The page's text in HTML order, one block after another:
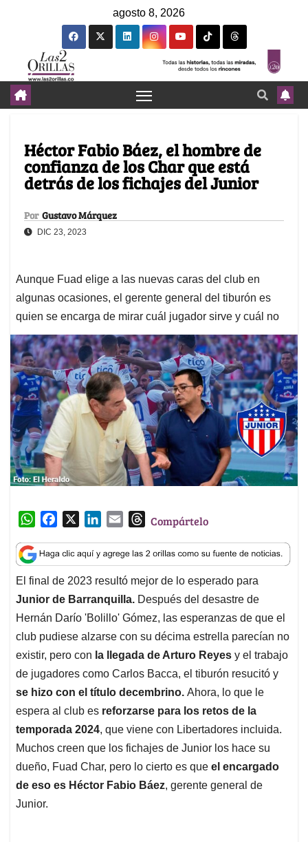
agosto 8, 2026
Héctor Fabio Báez, el hombre de
confianza de los Char que está
detrás de los fichajes del Junior
Por Gustavo Márquez
DIC 23, 2023
Aunque Fuad elige a las nuevas caras del club en
algunas ocasiones, el gerente general del tiburón es
quien se encarga de mirar cuál jugador sirve y cuál no
W
a
t
s
A
p
p
c
e
b
o
o
k
n
k
e
d
I
n
a
i
l
T
r
e
a
d
s
Compártelo
El final de 2023 resultó mejor de lo esperado para
Junior de Barranquilla. Después del desastre de
Hernán Darío 'Bolillo' Gómez, las esperanzas de que el
club pudiese alzarse con su décima estrella parecían no
existir, pero con la llegada de Arturo Reyes y el trabajo
de jugadores como Carlos Bacca, el tiburón resucitó y
se hizo con el título decembrino. Ahora, lo que le
espera al club es reforzarse para los retos de la
temporada 2024, que viene con Libertadores incluida.
Muchos creen que los fichajes de Junior los hace su
dueño, Fuad Char, pero lo cierto es que el encargado
de eso es Héctor Fabio Báez, gerente general de
Junior.